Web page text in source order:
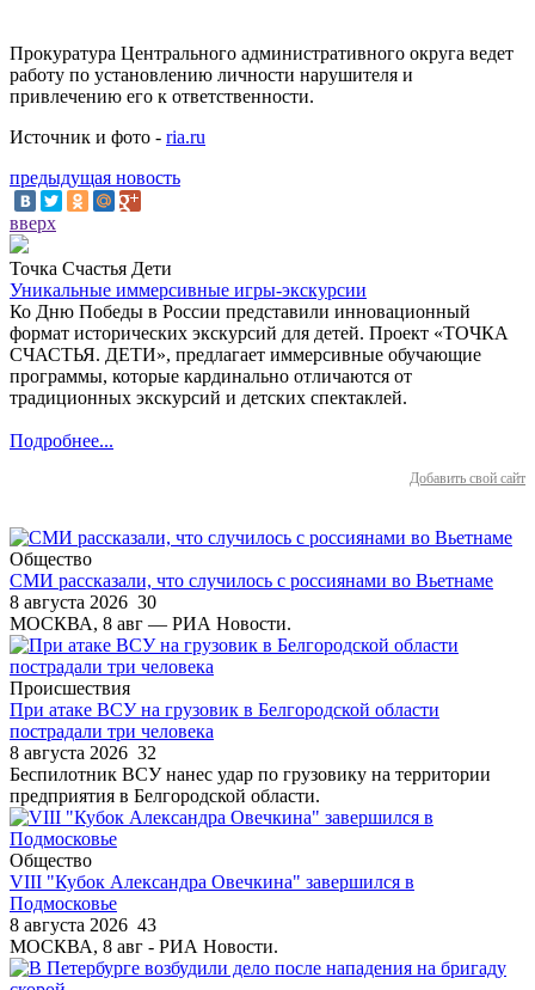
Прокуратура Центрального административного округа ведет
работу по установлению личности нарушителя и
привлечению его к ответственности.
Источник и фото - ria.ru
предыдущая новость
вверх
Точка Счастья Дети
Уникальные иммерсивные игры-экскурсии
Ко Дню Победы в России представили инновационный
формат исторических экскурсий для детей. Проект «ТОЧКА
СЧАСТЬЯ. ДЕТИ», предлагает иммерсивные обучающие
программы, которые кардинально отличаются от
традиционных экскурсий и детских спектаклей.
Подробнее...
Добавить свой сайт
Общество
СМИ рассказали, что случилось с россиянами во Вьетнаме
8 августа 2026 30
МОСКВА, 8 авг — РИА Новости.
Происшествия
При атаке ВСУ на грузовик в Белгородской области
пострадали три человека
8 августа 2026 32
Беспилотник ВСУ нанес удар по грузовику на территории
предприятия в Белгородской области.
Общество
VIII "Кубок Александра Овечкина" завершился в
Подмосковье
8 августа 2026 43
МОСКВА, 8 авг - РИА Новости.